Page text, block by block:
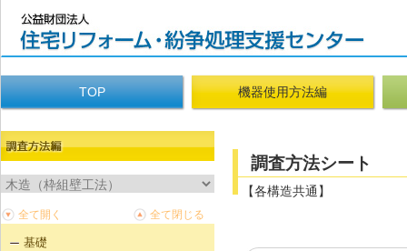
TOP 機器使用方法編
基礎
調査方法シート
【各構造共通】